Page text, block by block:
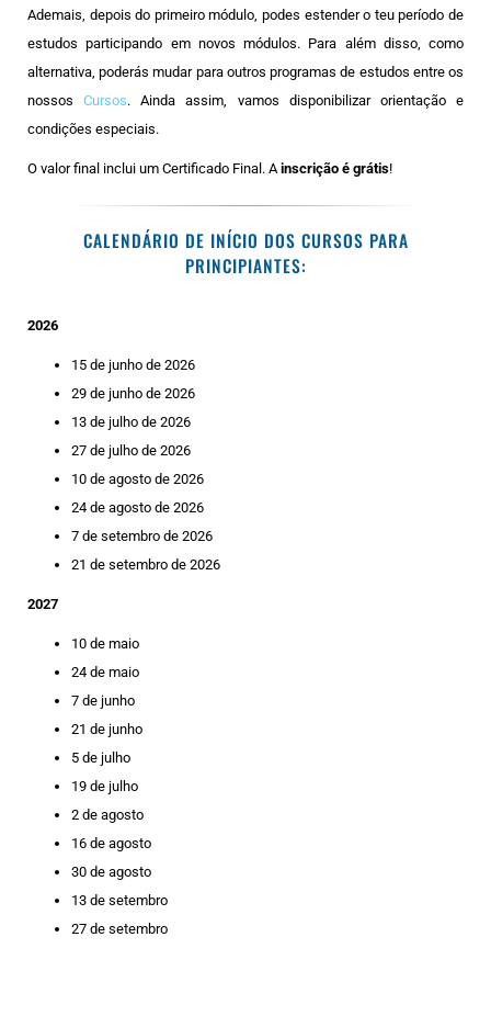
Ademais, depois do primeiro módulo, podes estender o teu período de
estudos participando em novos módulos. Para além disso, como
alternativa, poderás mudar para outros programas de estudos entre os
nossosCursos. Ainda assim, vamos disponibilizar orientação e
condições especiais.
O valor final inclui um Certificado Final. Ainscrição é grátis!
CALENDÁRIO DE INÍCIO DOS CURSOS PARA
PRINCIPIANTES:
2026
15 de junho de 2026
29 de junho de 2026
13 de julho de 2026
27 de julho de 2026
10 de agosto de 2026
24 de agosto de 2026
7 de setembro de 2026
21 de setembro de 2026
2027
10 de maio
24 de maio
7 de junho
21 de junho
5 de julho
19 de julho
2 de agosto
16 de agosto
30 de agosto
13 de setembro
27 de setembro